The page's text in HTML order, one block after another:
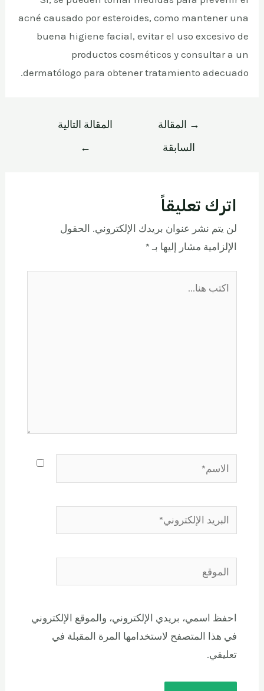
acné causado por esteroides, como mantener una
buena higiene facial, evitar el uso excesivo de
productos cosméticos y consultar a un
dermatólogo para obtener tratamiento adecuado.
→ المقالة
السابقة
المقالة التالية
←
اترك تعليقاً
لن يتم نشر عنوان بريدك الإلكتروني. الحقول
الإلزامية مشار إليها بـ *
احفظ اسمي، بريدي الإلكتروني، والموقع الإلكتروني
في هذا المتصفح لاستخدامها المرة المقبلة في
تعليقي.